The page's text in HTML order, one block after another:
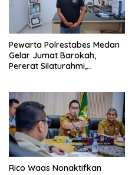
Pewarta Polrestabes Medan
Gelar Jumat Barokah,
Pererat Silaturahmi,
Rico Waas Nonaktifkan